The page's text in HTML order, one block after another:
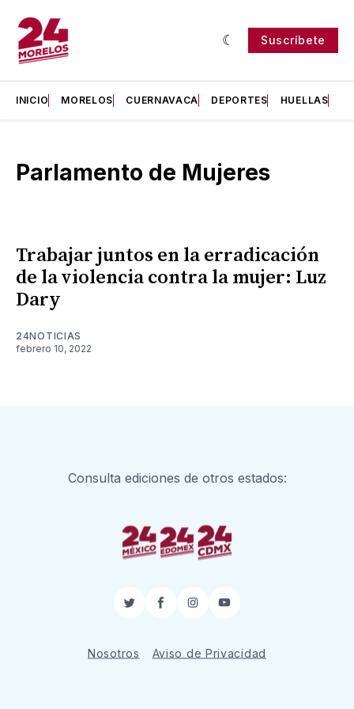
Suscríbete
INICIO MORELOS CUERNAVACA DEPORTES HUELLAS
Parlamento de Mujeres
Trabajar juntos en la erradicación
de la violencia contra la mujer: Luz
Dary
24NOTICIAS
febrero 10, 2022
Consulta ediciones de otros estados:
TwitterFacebook
InstagramYouTube
Nosotros Aviso de Privacidad